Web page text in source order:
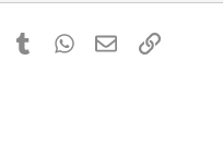
PinterestTumblr WhatsApp
E-MailLink